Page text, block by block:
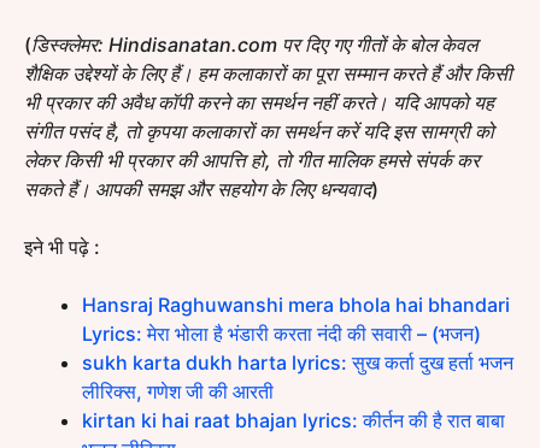
(डिस्क्लेमर: Hindisanatan.com पर दिए गए गीतों के बोल केवल
शैक्षिक उद्देश्यों के लिए हैं। हम कलाकारों का पूरा सम्मान करते हैं और किसी
भी प्रकार की अवैध कॉपी करने का समर्थन नहीं करते। यदि आपको यह
संगीत पसंद है, तो कृपया कलाकारों का समर्थन करें यदि इस सामग्री को
लेकर किसी भी प्रकार की आपत्ति हो, तो गीत मालिक हमसे संपर्क कर
सकते हैं। आपकी समझ और सहयोग के लिए धन्यवाद)
इने भी पढ़े :
Hansraj Raghuwanshi mera bhola hai bhandari
Lyrics: मेरा भोला है भंडारी करता नंदी की सवारी – (भजन)
sukh karta dukh harta lyrics: सुख कर्ता दुख हर्ता भजन
लीरिक्स, गणेश जी की आरती
kirtan ki hai raat bhajan lyrics: कीर्तन की है रात बाबा